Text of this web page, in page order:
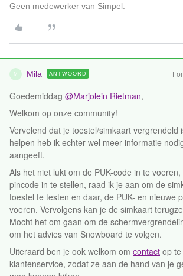
Geen medewerker van Simpel.
M Mila ANTWOORD
Goedemiddag @Marjolein Rietman,
Welkom op onze community!
Vervelend dat je toestel/simkaart vergrendeld
helpen heb ik echter wel meer informatie
aangeeft.
Als het niet lukt om de PUK-code in te
pincode in te stellen, raad ik je aan om de
toestel te testen en daar, de PUK- en nieuwe
voeren. Vervolgens kan je de simkaart
Mocht het om gaan om de
om het advies van Snowboard te volgen.
Uiteraard ben je ook welkom om contact op
klantenservice, zodat ze aan de hand van je